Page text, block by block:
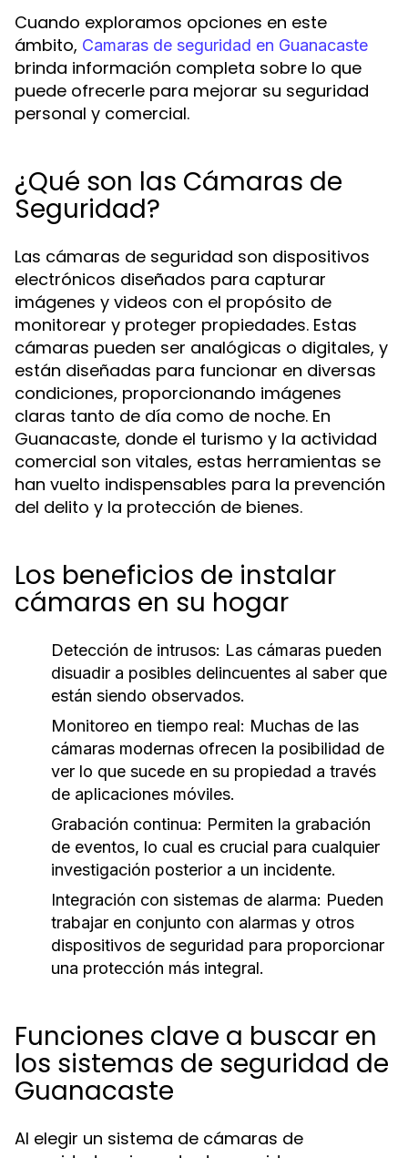
Cuando exploramos opciones en este
ámbito, Camaras de seguridad en Guanacaste
brinda información completa sobre lo que
puede ofrecerle para mejorar su seguridad
personal y comercial.
¿Qué son las Cámaras de
Seguridad?
Las cámaras de seguridad son dispositivos
electrónicos diseñados para capturar
imágenes y videos con el propósito de
monitorear y proteger propiedades. Estas
cámaras pueden ser analógicas o digitales, y
están diseñadas para funcionar en diversas
condiciones, proporcionando imágenes
claras tanto de día como de noche. En
Guanacaste, donde el turismo y la actividad
comercial son vitales, estas herramientas se
han vuelto indispensables para la prevención
del delito y la protección de bienes.
Los beneficios de instalar
cámaras en su hogar
Detección de intrusos: Las cámaras pueden
disuadir a posibles delincuentes al saber que
están siendo observados.
Monitoreo en tiempo real: Muchas de las
cámaras modernas ofrecen la posibilidad de
ver lo que sucede en su propiedad a través
de aplicaciones móviles.
Grabación continua: Permiten la grabación
de eventos, lo cual es crucial para cualquier
investigación posterior a un incidente.
Integración con sistemas de alarma: Pueden
trabajar en conjunto con alarmas y otros
dispositivos de seguridad para proporcionar
una protección más integral.
Funciones clave a buscar en
los sistemas de seguridad de
Guanacaste
Al elegir un sistema de cámaras de